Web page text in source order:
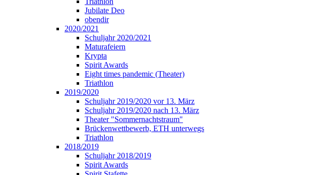
Jubilate Deo
obendir
2020/2021
Schuljahr 2020/2021
Maturafeiern
Krypta
Spirit Awards
Eight times pandemic (Theater)
Triathlon
2019/2020
Schuljahr 2019/2020 vor 13. März
Schuljahr 2019/2020 nach 13. März
Theater "Sommernachtstraum"
Brückenwettbewerb, ETH unterwegs
Triathlon
2018/2019
Schuljahr 2018/2019
Spirit Awards